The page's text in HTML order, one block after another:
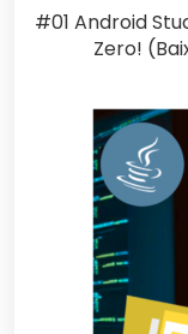
#01 Android
Zero!